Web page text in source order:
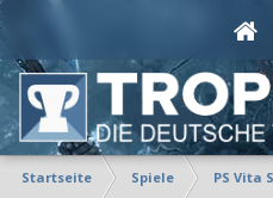
Startseite Spiele PS Vita